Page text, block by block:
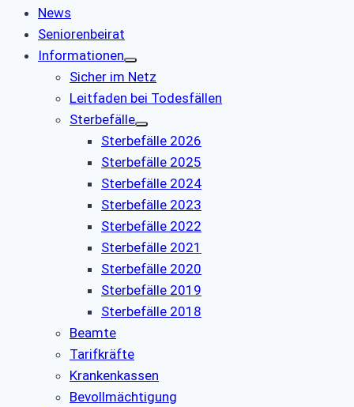
News
Seniorenbeirat
Informationen
Sicher im Netz
Leitfaden bei Todesfällen
Sterbefälle
Sterbefälle 2026
Sterbefälle 2025
Sterbefälle 2024
Sterbefälle 2023
Sterbefälle 2022
Sterbefälle 2021
Sterbefälle 2020
Sterbefälle 2019
Sterbefälle 2018
Beamte
Tarifkräfte
Krankenkassen
Bevollmächtigung